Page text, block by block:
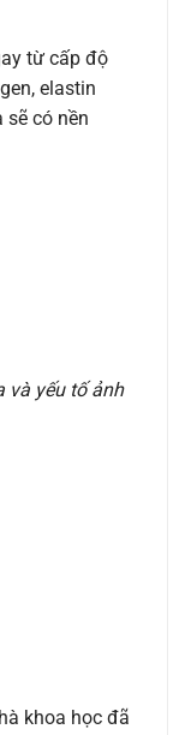
từ cấp độ
elastin
có nền
và yếu tố ảnh
khoa học đã